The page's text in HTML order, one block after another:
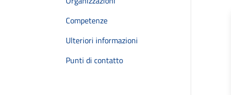
Competenze
Ulteriori informazioni
Punti di contatto